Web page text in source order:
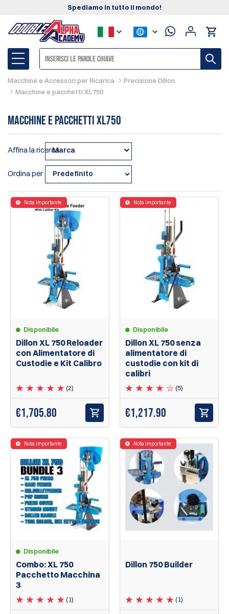
Spediamo in tutto il mondo!
Macchine e Accessori per Ricarica
Precisione Dillon
Macchine e pacchetti XL750
Macchine e pacchetti XL750
Affina la ricercaMarca
Ordina per
Disponibile
Dillon XL 750 Reloader
con Alimentatore di
Custodie e Kit Calibro
(2)
Nota importante
€1,705.80
Disponibile
Dillon XL 750 senza
alimentatore di
custodie con kit di
calibri
(5)
Nota importante
€1,217.90
Disponibile
Combo: XL 750
Pacchetto Macchina
3
(1)
Nota importante
Dillon 750 Builder
(1)
Nota importante